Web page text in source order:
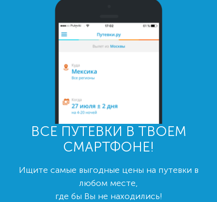
ВСЕ ПУТЕВКИ В ТВОЕМ
СМАРТФОНЕ!
Ищите самые выгодные цены на путевки в
любом месте,
где бы Вы не находились!